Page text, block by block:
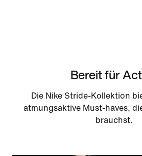
Bereit für
Die Nike Stride-Kollektion
atmungsaktive Must-haves,
brauchst.